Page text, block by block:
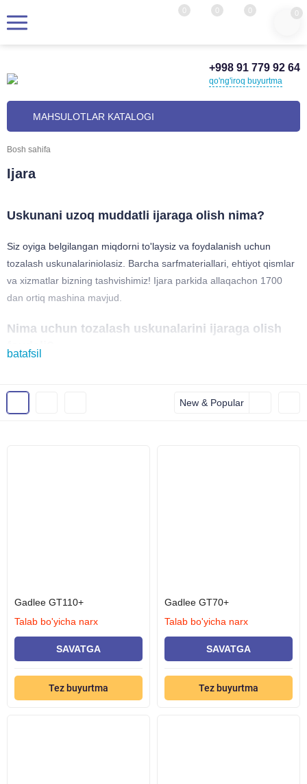
0 0 0 0
+998 91 779 92 64
qo'ng'iroq buyurtma
MAHSULOTLAR KATALOGI
Bosh sahifa
Ijara
Uskunani uzoq muddatli ijaraga olish nima?
Siz oyiga belgilangan miqdorni to'laysiz va foydalanish uchun
tozalash uskunalariniolasiz. Barcha sarfmateriallari, ehtiyot qismlar
va xizmatlar bizning tashvishimiz! Ijara parkida allaqachon 1700
dan ortiq mashina mavjud.
Nima uchun tozalash uskunalarini ijaraga olish
foydali?
Ijara stavkasi quyidagilarni o'z ichiga olmaydi:
(tanklarni, filtrlarni, shlanglarni yuvish, hidoyat g'ildiraklarini
batafsil
New & Popular
Gadlee GT110+
Talab bo'yicha narx
SAVATGA
Tez buyurtma
Gadlee GT70+
Talab bo'yicha narx
SAVATGA
Tez buyurtma